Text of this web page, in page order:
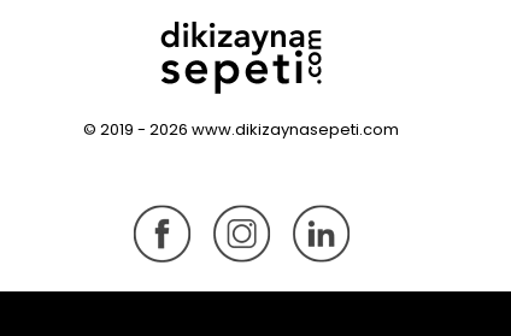
© 2019 - 2026 www.dikizaynasepeti.com